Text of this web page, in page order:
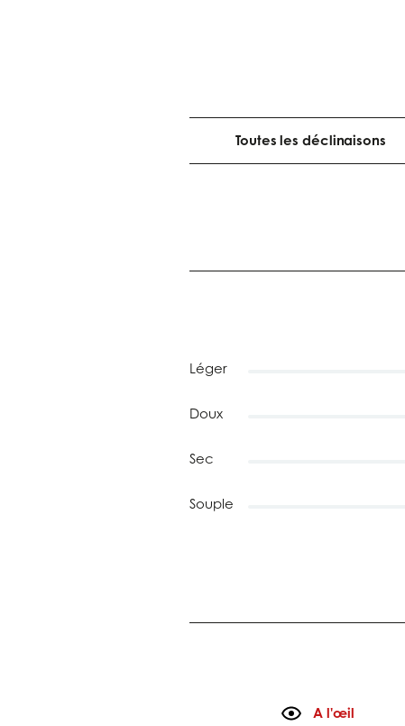
Toutes les déclinaisons
Léger
Doux
Sec
Souple
A l'œil